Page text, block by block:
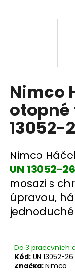
Nimco
otopné
13052-
Nimco
UN 13052-26
mosazi s
úpravou,
Do 3 pracovních
Kód: UN 13052-26
Značka:Nimco
j
?
D
o
p
o
r
u
č
e
m
e